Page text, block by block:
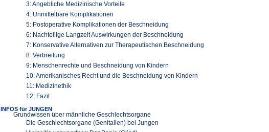
3: Angebliche Medizinische Vorteile
4: Unmittelbare Komplikationen
5: Postoperative Komplikationen der Beschneidung
6: Nachteilige Langzeit Auswirkungen der Beschneidung
7: Konservative Alternativen zur Therapeutischen Beschneidung
8: Verbreitung
9: Menschenrechte und Beschneidung von Kindern
10: Amerikanisches Recht und die Beschneidung von Kindern
11: Medizinethik
12: Fazit
INFOS für JUNGEN
Grundwissen über männliche Geschlechtsorgane
Die Geschlechtsorgane (Genitalien) bei Jungen